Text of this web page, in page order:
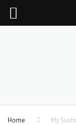
Home My Sushi